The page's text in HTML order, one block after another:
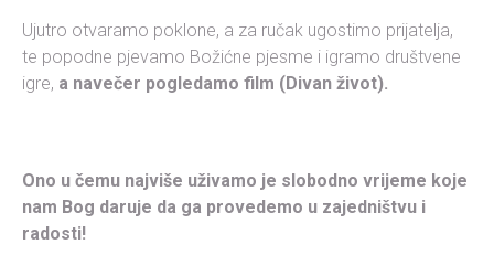
Ujutro otvaramo poklone, a za ručak ugostimo prijatelja,
te popodne pjevamo Božićne pjesme i igramo društvene
igre, a navečer pogledamo film (Divan život).
Ono u čemu najviše uživamo je slobodno vrijeme koje
nam Bog daruje da ga provedemo u zajedništvu i
radosti!